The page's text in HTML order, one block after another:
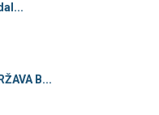
B...